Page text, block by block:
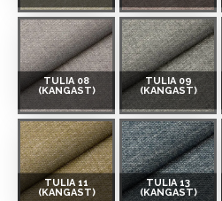
TULIA 08
(KANGAST)
TULIA 09
(KANGAST)
TULIA 11
(KANGAST)
TULIA 13
(KANGAST)